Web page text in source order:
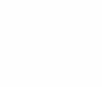
à 17h